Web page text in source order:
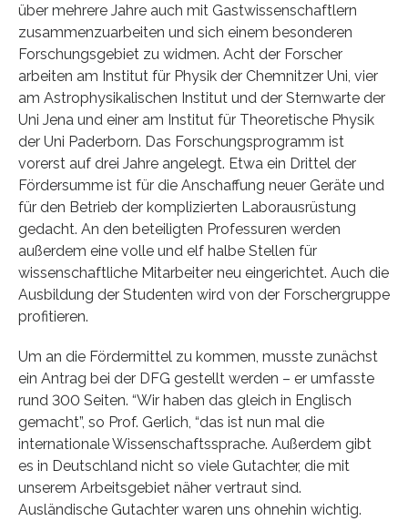
über mehrere Jahre auch mit Gastwissenschaftlern
zusammenzuarbeiten und sich einem besonderen
Forschungsgebiet zu widmen. Acht der Forscher
arbeiten am Institut für Physik der Chemnitzer Uni, vier
am Astrophysikalischen Institut und der Sternwarte der
Uni Jena und einer am Institut für Theoretische Physik
der Uni Paderborn. Das Forschungsprogramm ist
vorerst auf drei Jahre angelegt. Etwa ein Drittel der
Fördersumme ist für die Anschaffung neuer Geräte und
für den Betrieb der komplizierten Laborausrüstung
gedacht. An den beteiligten Professuren werden
außerdem eine volle und elf halbe Stellen für
wissenschaftliche Mitarbeiter neu eingerichtet. Auch die
Ausbildung der Studenten wird von der Forschergruppe
profitieren.
Um an die Fördermittel zu kommen, musste zunächst
ein Antrag bei der DFG gestellt werden – er umfasste
rund 300 Seiten. “Wir haben das gleich in Englisch
gemacht”, so Prof. Gerlich, “das ist nun mal die
internationale Wissenschaftssprache. Außerdem gibt
es in Deutschland nicht so viele Gutachter, die mit
unserem Arbeitsgebiet näher vertraut sind.
Ausländische Gutachter waren uns ohnehin wichtig.